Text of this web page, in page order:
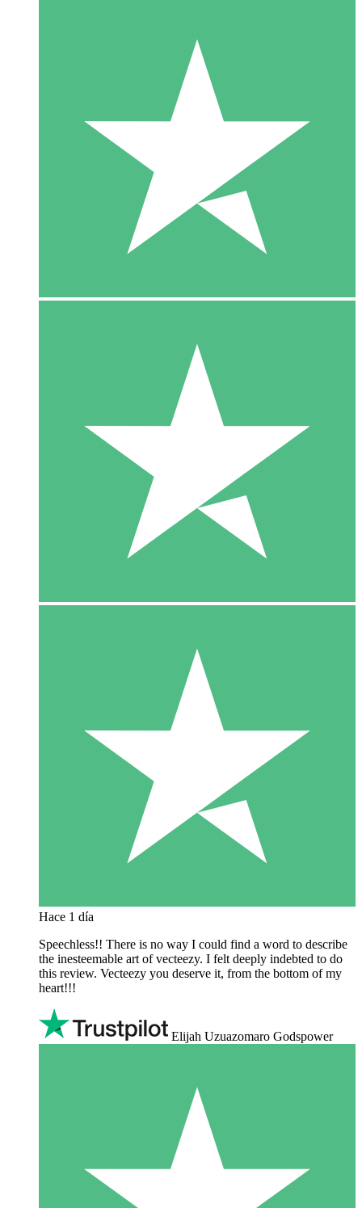
Hace 1 día
Speechless!! There is no way I could find a word to describe
the inesteemable art of vecteezy. I felt deeply indebted to do
this review. Vecteezy you deserve it, from the bottom of my
heart!!!
Elijah Uzuazomaro Godspower